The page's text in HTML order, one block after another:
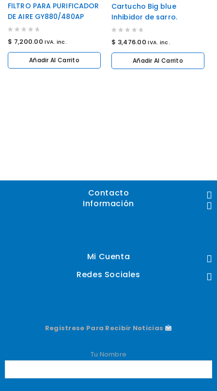
FILTRO PARA PURIFICADOR
DE AIRE GY880/480AP
5
$ 7,200.00 IVA. inc.
Añadir Al Carrito
Cartucho Big blue
Inhibidor de sarro.
5
$ 3,476.00 IVA. inc.
Añadir Al Carrito
Contacto
Información
Mi Cuenta
Redes Sociales
Registrese Para Recibir Noticias
Tu Nombre